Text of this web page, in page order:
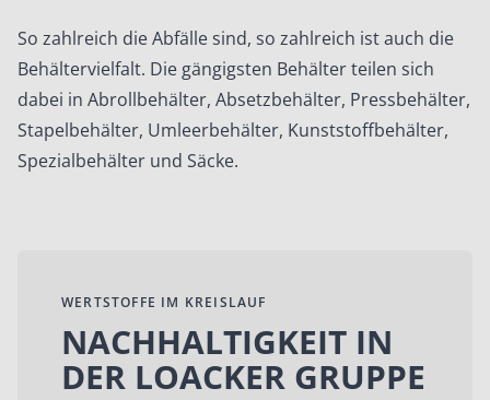
So zahlreich die Abfälle sind, so zahlreich ist auch die
Behältervielfalt. Die gängigsten Behälter teilen sich
dabei in Abrollbehälter, Absetzbehälter, Pressbehälter,
Stapelbehälter, Umleerbehälter, Kunststoffbehälter,
Spezialbehälter und Säcke.
WERTSTOFFE IM KREISLAUF
NACHHALTIGKEIT IN
DER LOACKER GRUPPE